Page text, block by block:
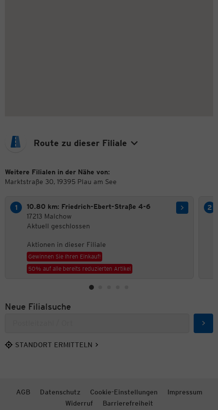
Route zu dieser Filiale
Weitere Filialen in der Nähe von:
Marktstraße 30, 19395 Plau am See
10.80 km: Friedrich-Ebert-Straße 4-6
17213 Malchow
Aktuell geschlossen
Aktionen in dieser Filiale
Gewinnen Sie Ihren Einkauf!
50% auf alle bereits reduzierten Artikel
Neue Filialsuche
STANDORT ERMITTELN
AGB Datenschutz Cookie-Einstellungen
Impressum
Widerruf
Barrierefreiheit